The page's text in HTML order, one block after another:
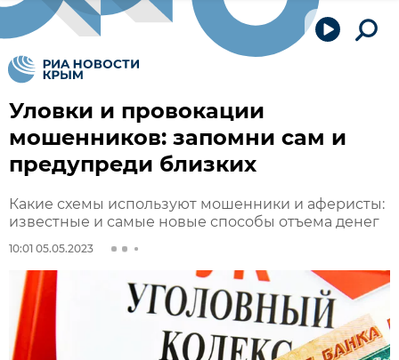
Уловки и провокации
мошенников: запомни сам и
предупреди близких
Какие схемы используют мошенники и аферисты:
известные и самые новые способы отъема денег
10:01 05.05.2023